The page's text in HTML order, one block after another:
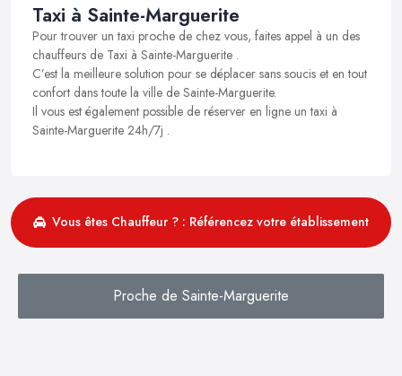
Taxi à Sainte-Marguerite
Pour trouver un taxi proche de chez vous, faites appel à un des
chauffeurs de Taxi à Sainte-Marguerite .
C’est la meilleure solution pour se déplacer sans soucis et en tout
confort dans toute la ville de Sainte-Marguerite.
Il vous est également possible de réserver en ligne un taxi à
Sainte-Marguerite 24h/7j .
Vous êtes Chauffeur ? : Référencez votre établissement
Proche de Sainte-Marguerite